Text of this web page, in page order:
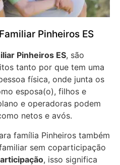
Pinheiros ES
Pinheiros ES, são
tanto por que tem uma
física, onde junta os
esposa(o), filhos e
e operadoras podem
netos e avós.
família Pinheiros também
sem coparticipação
, isso significa